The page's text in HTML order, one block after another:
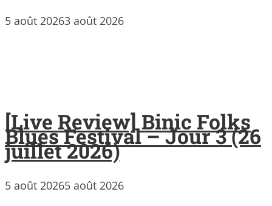
5 août 20263 août 2026
[Live Review] Binic Folks
Blues Festival – Jour 3 (26
juillet 2026)
5 août 20265 août 2026